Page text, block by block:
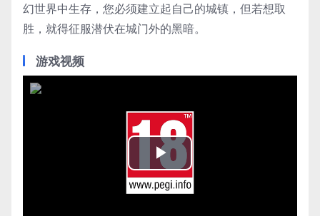
幻世界中生存，您必须建立起自己的城镇，但若想取
胜，就得征服潜伏在城门外的黑暗。
游戏视频
Play
Video